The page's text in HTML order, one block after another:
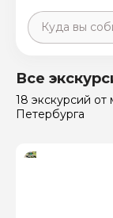
Санкт-
Россия
Все
18 экскурсий от
Петербурга